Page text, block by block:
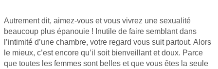
Autrement dit, aimez-vous et vous vivrez une sexualité
beaucoup plus épanouie ! Inutile de faire semblant dans
l’intimité d’une chambre, votre regard vous suit partout. Alors
le mieux, c’est encore qu’il soit bienveillant et doux. Parce
que toutes les femmes sont belles et que vous êtes la seule